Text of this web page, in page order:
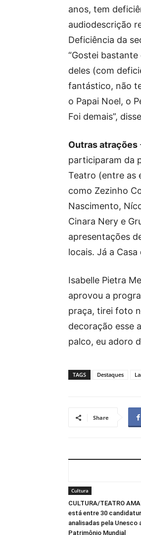
anos, tem
audiodescrição
Deficiência da
“Gostei
deles (com
fantástico, não
o Papai Noel, o
Foi demais”,
Outras atrações
participaram da
Teatro (entre as
como Zezinho
Nascimento,
Cinara Nery e
apresentações
locais. Já a
Isabelle Pietra
aprovou a
praça, tirei foto
decoração esse
palco, eu adoro
TAGS Destaques
Share
Cultura
CULTURA/TEATRO
está entre 30
analisadas pela Unesco
Patrimônio Mundial